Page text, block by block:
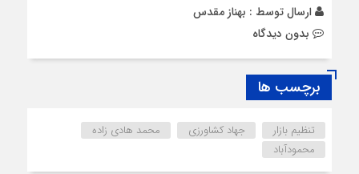
ارسال توسط : بهناز مقدس
بدون دیدگاه
برچسب ها
تنظیم بازار جهاد کشاورزی
محمد هادی زاده
محمودآباد